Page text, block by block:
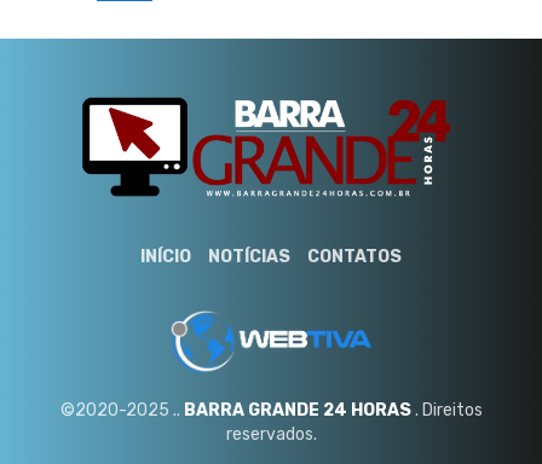
INÍCIO NOTÍCIAS CONTATOS
©2020-2025 .. BARRA GRANDE 24 HORAS. Direitos
reservados.